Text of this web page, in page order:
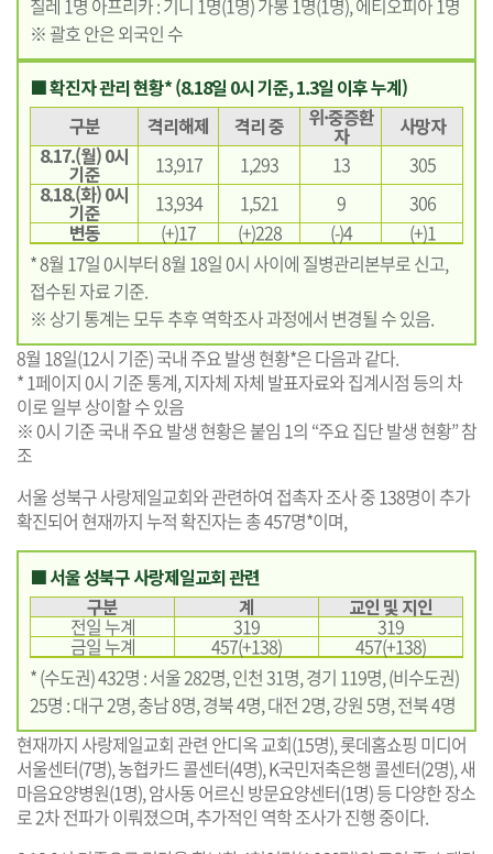
칠레 1명 아프리카 : 기니 1명(1명) 가봉 1명(1명), 에티오피아 1명
※ 괄호 안은 외국인 수
■ 확진자 관리 현황* (8.18일 0시 기준, 1.3일 이후 누계)
구분
격리해제 격리 중 위·중증환
자
사망자
8.17.(월) 0시
기준 13,917 1,293 13
305
8.18.(화) 0시
기준 13,934 1,521 9
306
변동
(+)17 (+)228 (-)4
(+)1
* 8월 17일 0시부터 8월 18일 0시 사이에 질병관리본부로 신고,
접수된 자료 기준.
※ 상기 통계는 모두 추후 역학조사 과정에서 변경될 수 있음.
8월 18일(12시 기준) 국내 주요 발생 현황*은 다음과 같다.
* 1페이지 0시 기준 통계, 지자체 자체 발표자료와 집계시점 등의 차
이로 일부 상이할 수 있음
※ 0시 기준 국내 주요 발생 현황은 붙임 1의 “주요 집단 발생 현황” 참
조
서울 성북구 사랑제일교회와 관련하여 접촉자 조사 중 138명이 추가
확진되어 현재까지 누적 확진자는 총 457명*이며,
■ 서울 성북구 사랑제일교회 관련
구분
계 교인 및 지인
전일 누계 319 319
금일 누계 457(+138)
457(+138)
* (수도권) 432명 : 서울 282명, 인천 31명, 경기 119명, (비수도권)
25명 : 대구 2명, 충남 8명, 경북 4명, 대전 2명, 강원 5명, 전북 4명
현재까지 사랑제일교회 관련 안디옥 교회(15명), 롯데홈쇼핑 미디어
서울센터(7명), 농협카드 콜센터(4명), K국민저축은행 콜센터(2명), 새
마음요양병원(1명), 암사동 어르신 방문요양센터(1명) 등 다양한 장소
로 2차 전파가 이뤄졌으며, 추가적인 역학 조사가 진행 중이다.